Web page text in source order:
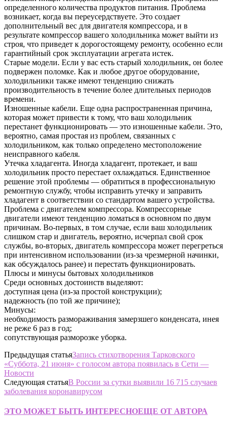
определенного количества продуктов питания. Проблема
возникает, когда вы переусердствуете. Это создает
дополнительный вес для двигателя компрессора, и в
результате компрессор вашего холодильника может выйти из
строя, что приведет к дорогостоящему ремонту, особенно если
гарантийный срок эксплуатации агрегата истек.
Старые модели. Если у вас есть старый холодильник, он более
подвержен поломке. Как и любое другое оборудование,
холодильники также имеют тенденцию снижать
производительность в течение более длительных периодов
времени.
Изношенные кабели. Еще одна распространенная причина,
которая может привести к тому, что ваш холодильник
перестанет функционировать — это изношенные кабели. Это,
вероятно, самая простая из проблем, связанных с
холодильником, как только определено местоположение
неисправного кабеля.
Утечка хладагента. Иногда хладагент, протекает, и ваш
холодильник просто перестает охлаждаться. Единственное
решение этой проблемы — обратиться в профессиональную
ремонтную службу, чтобы исправить утечку и заправить
хладагент в соответствии со стандартом вашего устройства.
Проблема с двигателем компрессора. Компрессорные
двигатели имеют тенденцию ломаться в основном по двум
причинам. Во-первых, в том случае, если ваш холодильник
слишком стар и двигатель, вероятно, исчерпал свой срок
службы, во-вторых, двигатель компрессора может перегреться
при интенсивном использовании (из-за чрезмерной начинки,
как обсуждалось ранее) и перестать функционировать.
Плюсы и минусы бытовых холодильников
Среди основных достоинств выделяют:
доступная цена (из-за простой конструкции);
надежность (по той же причине);
Минусы:
необходимость размораживания замерзшего конденсата, инея
не реже 6 раз в год;
сопутствующая разморозке уборка.
Предыдущая статьяЗапись стихотворения Тарковского
«Суббота, 21 июня» с голосом автора появилась в Сети —
Новости
Следующая статьяВ России за сутки выявили 16 715 случаев
заболевания коронавирусом
ЭТО МОЖЕТ БЫТЬ ИНТЕРЕСНОЕЩЕ ОТ АВТОРА